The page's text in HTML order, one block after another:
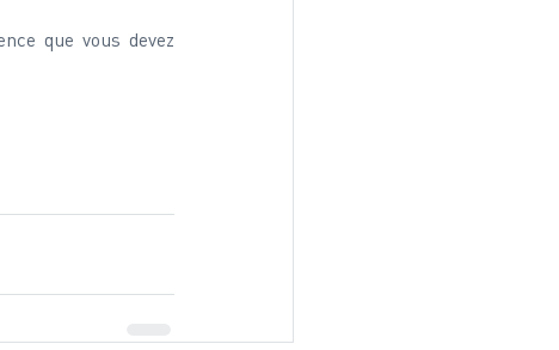
que vous devez